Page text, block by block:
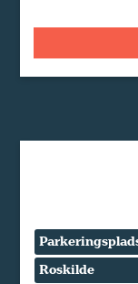
Roskilde